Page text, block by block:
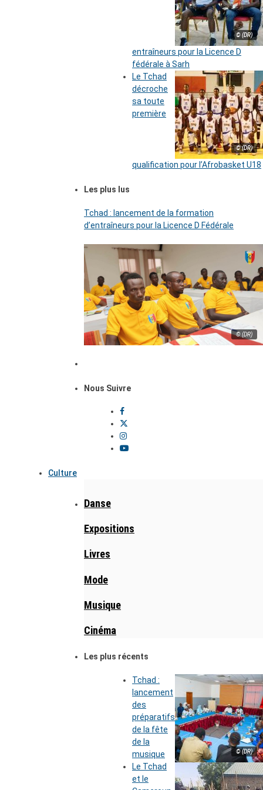
© (DR)
entraîneurs pour la Licence D
fédérale à Sarh
© (DR)
Le Tchad
décroche
sa toute
première
qualification pour l’Afrobasket U18
Les plus lus
Tchad : lancement de la formation
d’entraîneurs pour la Licence D Fédérale
© (DR)
Nous Suivre
Culture
Danse
Expositions
Livres
Mode
Musique
Cinéma
Les plus récents
© (DR)
Tchad :
lancement
des
préparatifs
de la fête
de la
musique
Le Tchad
et le